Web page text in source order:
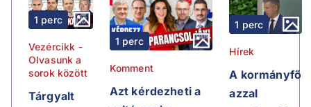
1 perc
Vezércikk -
Olvasunk a
sorok között
Tárgyalt
1 perc
Komment
Azt kérdezheti a
1 perc
Hírek
A kormányfő
azzal